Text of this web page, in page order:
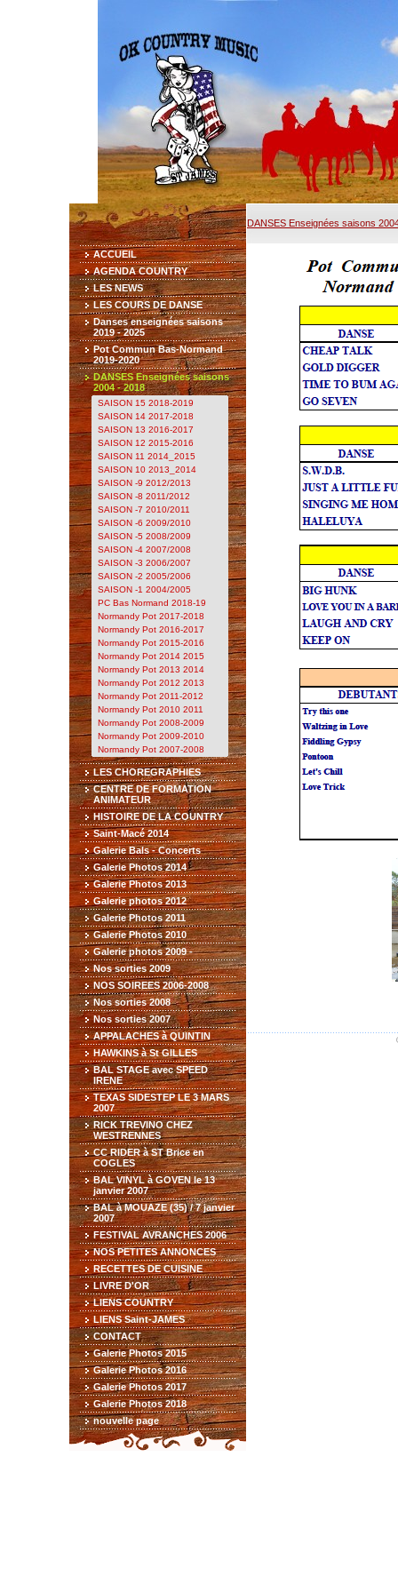
ACCUEIL
AGENDA COUNTRY
LES NEWS
LES COURS DE DANSE
Danses enseignées saisons
2019 - 2025
Pot Commun Bas-Normand
2019-2020
DANSES Enseignées saisons
2004 - 2018
SAISON 15 2018-2019
SAISON 14 2017-2018
SAISON 13 2016-2017
SAISON 12 2015-2016
SAISON 11 2014_2015
SAISON 10 2013_2014
SAISON -9 2012/2013
SAISON -8 2011/2012
SAISON -7 2010/2011
SAISON -6 2009/2010
SAISON -5 2008/2009
SAISON -4 2007/2008
SAISON -3 2006/2007
SAISON -2 2005/2006
SAISON -1 2004/2005
PC Bas Normand 2018-19
Normandy Pot 2017-2018
Normandy Pot 2016-2017
Normandy Pot 2015-2016
Normandy Pot 2014 2015
Normandy Pot 2013 2014
Normandy Pot 2012 2013
Normandy Pot 2011-2012
Normandy Pot 2010 2011
Normandy Pot 2008-2009
Normandy Pot 2009-2010
Normandy Pot 2007-2008
LES CHOREGRAPHIES
CENTRE DE FORMATION
ANIMATEUR
HISTOIRE DE LA COUNTRY
Saint-Macé 2014
Galerie Bals - Concerts
Galerie Photos 2014
Galerie Photos 2013
Galerie photos 2012
Galerie Photos 2011
Galerie Photos 2010
Galerie photos 2009 -
Nos sorties 2009
NOS SOIREES 2006-2008
Nos sorties 2008
Nos sorties 2007
APPALACHES à QUINTIN
HAWKINS à St GILLES
BAL STAGE avec SPEED
IRENE
TEXAS SIDESTEP LE 3 MARS
2007
RICK TREVINO CHEZ
WESTRENNES
CC RIDER à ST Brice en
COGLES
BAL VINYL à GOVEN le 13
janvier 2007
BAL à MOUAZE (35) / 7 janvier
2007
FESTIVAL AVRANCHES 2006
NOS PETITES ANNONCES
RECETTES DE CUISINE
LIVRE D'OR
LIENS COUNTRY
LIENS Saint-JAMES
CONTACT
Galerie Photos 2015
Galerie Photos 2016
Galerie Photos 2017
Galerie Photos 2018
nouvelle page
DANSES Enseignées saisons